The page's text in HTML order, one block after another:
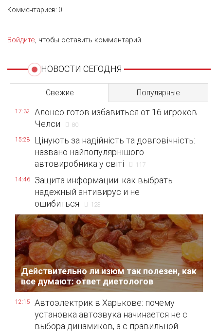
Комментариев: 0
Войдите, чтобы оставить комментарий.
НОВОСТИ СЕГОДНЯ
Свежие Популярные
17:32
Алонсо готов избавиться от 16 игроков
Челси
80
15:28
Цінують за надійність та довговічність:
названо найпопулярнішого
автовиробника у світі
117
14:46
Защита информации: как выбрать
надежный антивирус и не
ошибиться
123
Действительно ли изюм так полезен, как
все думают: ответ диетологов
12:15
Автоэлектрик в Харькове: почему
установка автозвука начинается не с
выбора динамиков, а с правильной